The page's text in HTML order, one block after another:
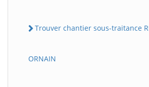
Trouver chantier sous-traitance
ORNAIN